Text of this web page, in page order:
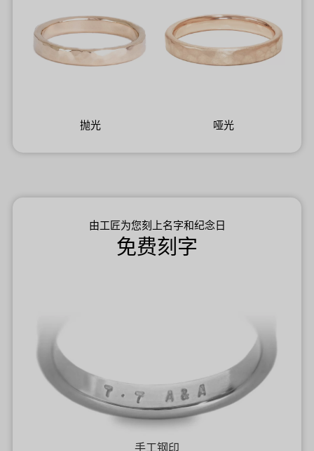
抛光 哑光
由工匠为您刻上名字和纪念日
免费刻字
手工钢印